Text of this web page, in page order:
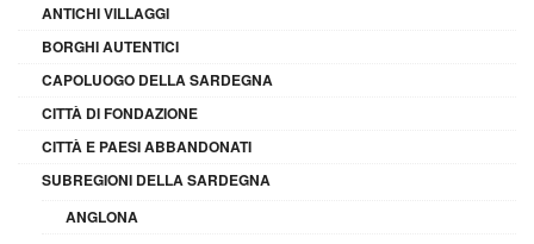
ANTICHI VILLAGGI
BORGHI AUTENTICI
CAPOLUOGO DELLA SARDEGNA
CITTÀ DI FONDAZIONE
CITTÀ E PAESI ABBANDONATI
SUBREGIONI DELLA SARDEGNA
ANGLONA